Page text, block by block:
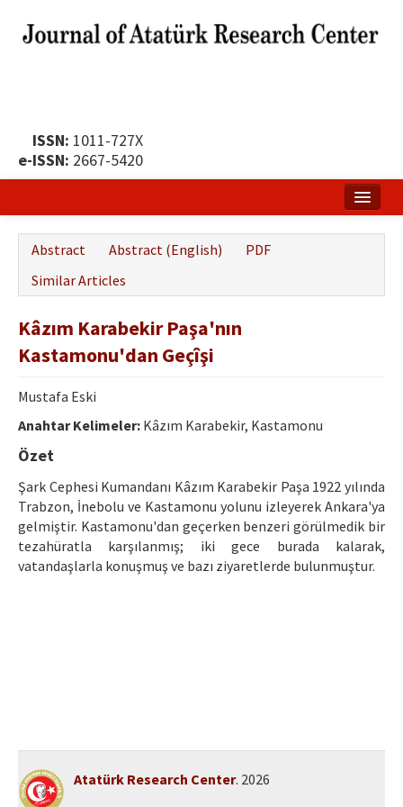
ISSN: 1011-727X
e-ISSN: 2667-5420
Publication Policy
Boards of the Journal
Ethical Principles
Refereeing Guide
Contact Us
Abstract Abstract (English)
PDF
Similar Articles
Kâzım Karabekir Paşa'nın
Kastamonu'dan Geçîşi
Mustafa Eski
Anahtar Kelimeler: Kâzım Karabekir, Kastamonu
Özet
Şark Cephesi Kumandanı Kâzım Karabekir Paşa 1922 yılında
Trabzon, İnebolu ve Kastamonu yolunu izleyerek Ankara'ya
gelmiştir. Kastamonu'dan geçerken benzeri görülmedik bir
tezahüratla karşılanmış; iki gece burada kalarak,
vatandaşlarla konuşmuş ve bazı ziyaretlerde bulunmuştur.
Atatürk Research Center. 2026